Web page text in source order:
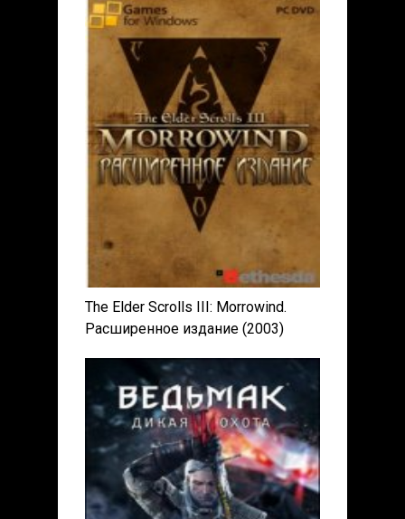
The Elder Scrolls III: Morrowind.
Расширенное издание (2003)